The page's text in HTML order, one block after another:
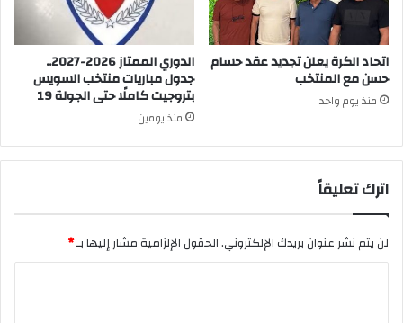
اتحاد الكرة يعلن تجديد عقد حسام
حسن مع المنتخب
منذ يوم واحد
الدوري الممتاز 2026-2027..
جدول مباريات منتخب السويس
بتروجيت كاملًا حتى الجولة 19
منذ يومين
اترك تعليقاً
لن يتم نشر عنوان بريدك الإلكتروني.الحقول الإلزامية مشار إليها بـ*